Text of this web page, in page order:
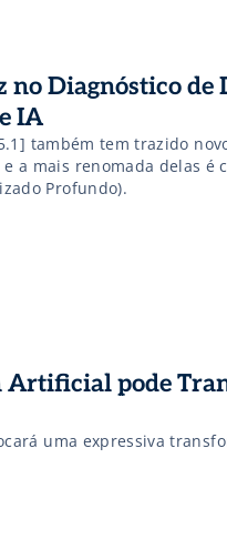
no Diagnóstico de
IA
também tem trazido
a mais renomada delas é
Profundo).
Artificial pode
uma expressiva